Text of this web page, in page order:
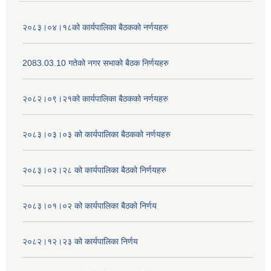
२०८३।०४।१८को कार्यपालिका बैठकको नर्णयहरु
2083.03.10 गतेको नगर सभाको बैठक निर्णयहरु
२०८२।०९।२१को कार्यपालिका बैठकको नर्णयहरु
२०८३।०३।०३ को कार्यपालिका बैठकको नर्णयहरु
२०८३।०२।२८ को कार्यपालिका बैठको निर्णयहरु
२०८३।०१।०२ को कार्यपालिका बैठको निर्णय
२०८२।१२।२३ को कार्यपालिका निर्णय